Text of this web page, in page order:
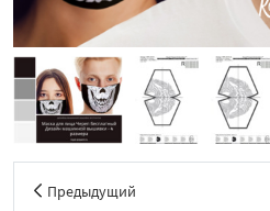
Предыдущий